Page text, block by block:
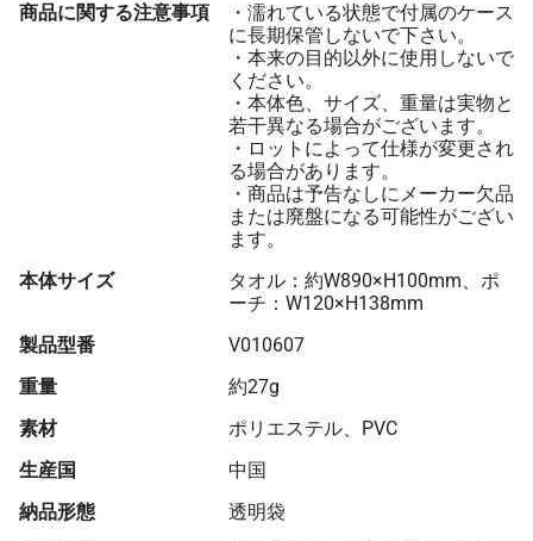
商品に関する注意事項
・濡れている状態で付属のケース
に長期保管しないで下さい。
・本来の目的以外に使用しないで
ください。
・本体色、サイズ、重量は実物と
若干異なる場合がございます。
・ロットによって仕様が変更され
る場合があります。
・商品は予告なしにメーカー欠品
または廃盤になる可能性がござい
ます。
本体サイズ
タオル：約W890×H100mm、ポ
ーチ：W120×H138mm
製品型番
V010607
重量
約27g
素材
ポリエステル、PVC
生産国
中国
納品形態
透明袋